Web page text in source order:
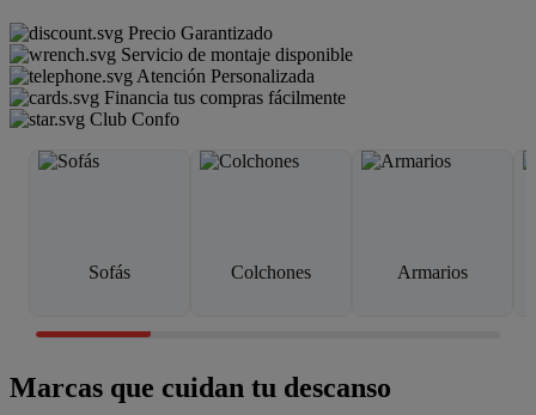
Precio Garantizado
Servicio de montaje disponible
Atención Personalizada
Financia tus compras fácilmente
Club Confo
Sofás Colchones Armarios
Marcas que cuidan tu descanso